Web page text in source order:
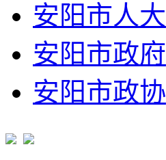
安阳市人大
安阳市政府
安阳市政协